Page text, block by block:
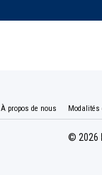
À propos de nous Modalités
© 2026